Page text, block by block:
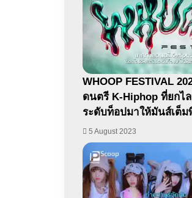
WHOOP FESTIVAL
ดนตรี K-Hiphop ที่ยกไ
ระดับท็อปมาให้มันส์เต็ม
5 August 2023